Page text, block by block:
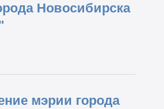
Новосибирска
мэрии города